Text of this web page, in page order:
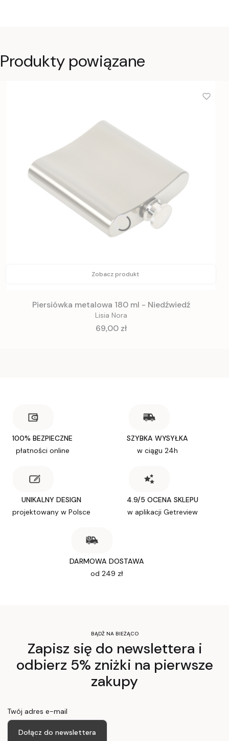
Produkty powiązane
Zobacz produkt
Piersiówka metalowa 180 ml - Niedźwiedź
Lisia Nora
Cena
69,00 zł
100% BEZPIECZNE
płatności online
SZYBKA WYSYŁKA
w ciągu 24h
UNIKALNY DESIGN
projektowany w Polsce
4.9/5 OCENA SKLEPU
w aplikacji Getreview
DARMOWA DOSTAWA
od 249 zł
BĄDŹ NA BIEŻĄCO
Zapisz się do newslettera i
odbierz 5% zniżki na pierwsze
zakupy
Twój adres e-mail
Dołącz do newslettera